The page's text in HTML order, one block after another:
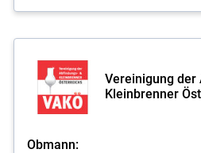
Vereinigung der
Kleinbrenner
Obmann: